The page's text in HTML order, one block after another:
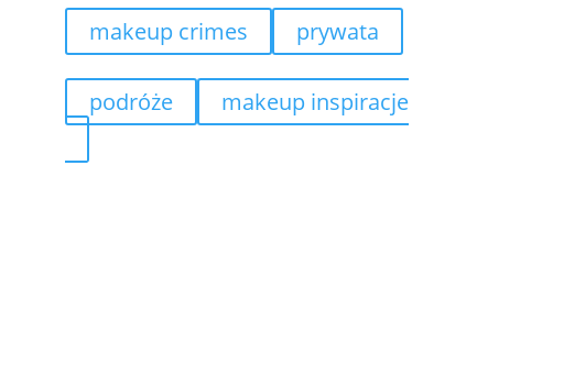
makeup crimes prywata
podróże makeup inspiracje